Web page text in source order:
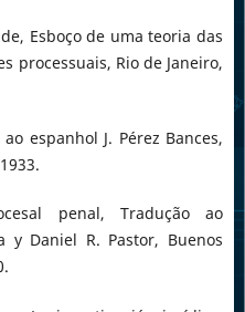
de, Esboço de uma teoria das
processuais, Rio de Janeiro,
espanhol J. Pérez Bances,
penal, Tradução ao
y Daniel R. Pastor, Buenos